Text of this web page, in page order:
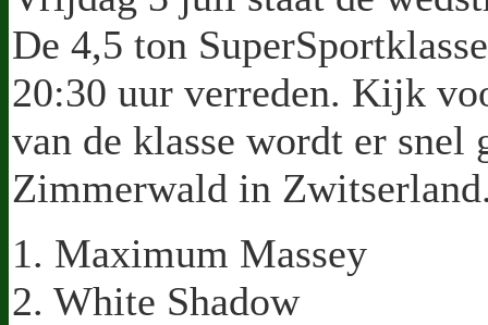
De 4,5 ton
20:30 uur verreden. Kijk
van de klasse wordt er snel
Zimmerwald in
1. Maximum Massey
2. White Shadow